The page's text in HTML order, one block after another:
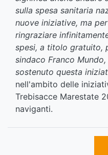
sulla spesa sanitaria
nuove iniziative, ma
ringraziare
spesi, a titolo gratuito,
sindaco Franco
sostenuto questa
nell'ambito delle
Trebisacce Marestate
naviganti.